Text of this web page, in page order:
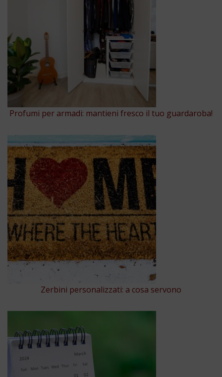
Profumi per armadi: mantieni fresco il tuo guardaroba!
Zerbini personalizzati: a cosa servono